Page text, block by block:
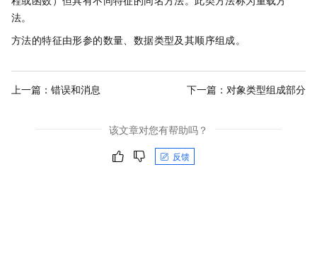
法。
方法的特征由形参的数量、数据类型及其顺序组成。
上一篇： 错误和消息 下一篇： 对象类型组成部分
该文章对您有帮助吗？
反馈